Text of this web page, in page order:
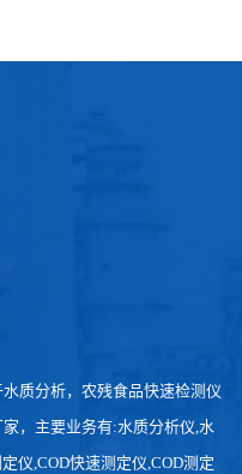
质分析，农残食品快速检测仪
，主要业务有:水质分析仪,水
仪,COD快速测定仪,COD测定